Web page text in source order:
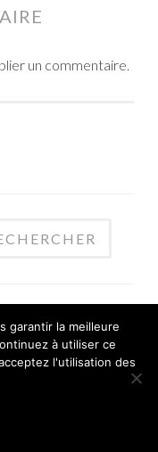
un commentaire.
garantir la meilleure
à utiliser ce
l'utilisation des